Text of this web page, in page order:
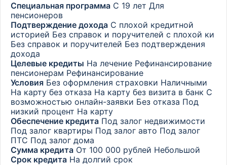
Специальная программа С 19 лет Для
пенсионеров
Подтверждение дохода С плохой кредитной
историей Без справок и поручителей с плохой ки
Без справок и поручителей Без подтверждения
дохода
Целевые кредиты На лечение Рефинансирование
пенсионерам Рефинансирование
Условия Без оформления страховки Наличными
На карту без отказа На карту без визита в банк С
возможностью онлайн-заявки Без отказа Под
низкий процент На карту
Обеспечение кредита Под залог недвижимости
Под залог квартиры Под залог авто Под залог
ПТС Под залог дома
Сумма кредита От 100 000 рублей Небольшой
Срок кредита На долгий срок